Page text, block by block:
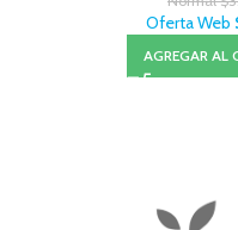
Oferta Web
AGREGAR AL